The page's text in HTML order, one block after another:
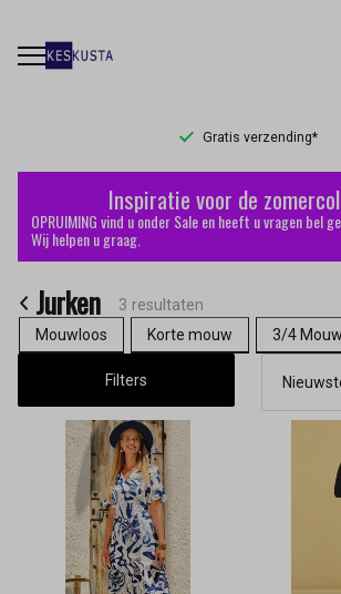
Gratis verzending*
Jurken
Keskusta
Inspiratie voor de
OPRUIMING vind u onder Sale en heeft u vragen bel
Wij helpen u graag.
Jurken
3 resultaten
Mouwloos
Korte mouw 3/4 Mouw
Filters